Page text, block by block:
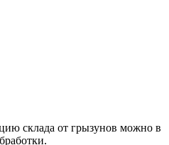
склада от грызунов можно в